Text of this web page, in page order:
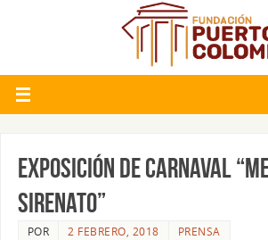
Exposición de Carnaval
Sirenato”
POR 2 FEBRERO, 2018 PRENSA